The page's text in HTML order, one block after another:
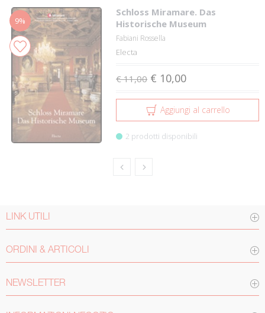
9%
Schloss Miramare. Das
Historische Museum
Fabiani Rossella
Electa
€ 11,00 € 10,00
Aggiungi al carrello
2 prodotti disponibili
LINK UTILI
ORDINI & ARTICOLI
NEWSLETTER